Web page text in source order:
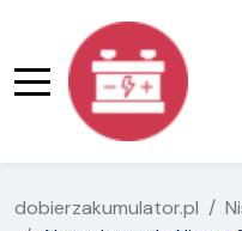
dobierzakumulator.pl